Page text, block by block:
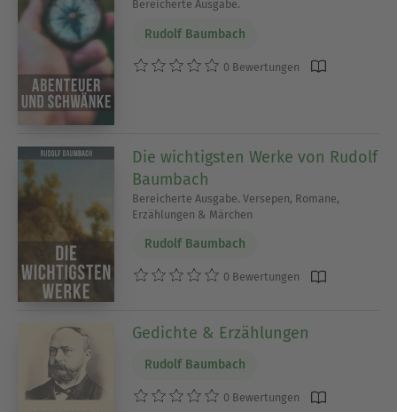
Bereicherte Ausgabe.
Rudolf Baumbach
0 Bewertungen
Die wichtigsten Werke von Rudolf
Baumbach
Bereicherte Ausgabe. Versepen, Romane,
Erzählungen & Märchen
Rudolf Baumbach
0 Bewertungen
Gedichte & Erzählungen
Rudolf Baumbach
0 Bewertungen